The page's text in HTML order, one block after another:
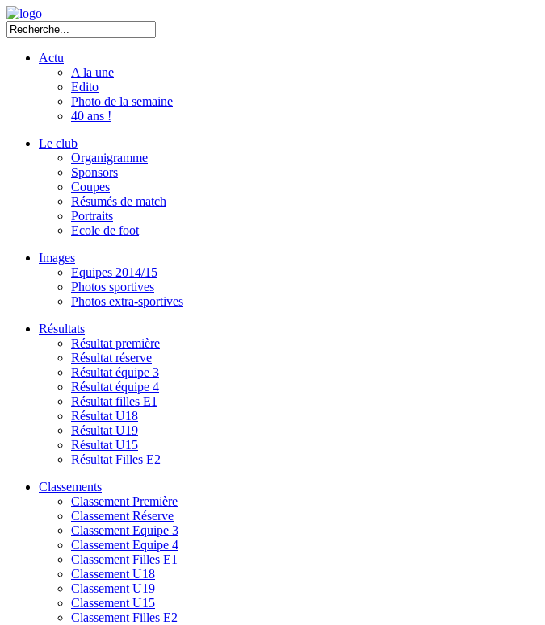
Actu
A la une
Edito
Photo de la semaine
40 ans !
Le club
Organigramme
Sponsors
Coupes
Résumés de match
Portraits
Ecole de foot
Images
Equipes 2014/15
Photos sportives
Photos extra-sportives
Résultats
Résultat première
Résultat réserve
Résultat équipe 3
Résultat équipe 4
Résultat filles E1
Résultat U18
Résultat U19
Résultat U15
Résultat Filles E2
Classements
Classement Première
Classement Réserve
Classement Equipe 3
Classement Equipe 4
Classement Filles E1
Classement U18
Classement U19
Classement U15
Classement Filles E2